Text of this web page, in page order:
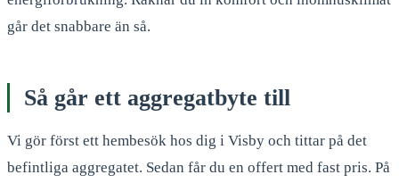
går det snabbare än så.
Så går ett aggregatbyte till
Vi gör först ett hembesök hos dig i Visby och tittar på det
befintliga aggregatet. Sedan får du en offert med fast pris. På